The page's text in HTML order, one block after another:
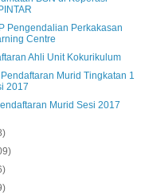
Pengendalian Perkakasan
Centre
Ahli Unit Kokurikulum
Murid Tingkatan 1
2017
Murid Sesi 2017